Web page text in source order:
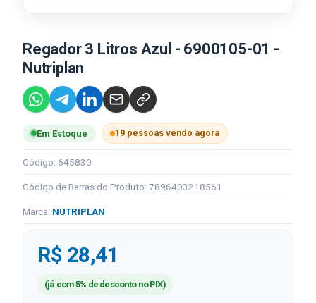
Regador 3 Litros Azul - 6900105-01 -
Nutriplan
Em Estoque 19 pessoas vendo agora
Código: 645830
Código de Barras do Produto: 7896403218561
Marca: NUTRIPLAN
R$ 28,41
(já com 5% de desconto no PIX)